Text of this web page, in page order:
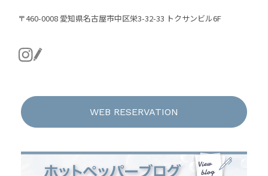
〒460-0008 愛知県名古屋市中区栄3-32-33 トクサンビル6F
WEB RESERVATION